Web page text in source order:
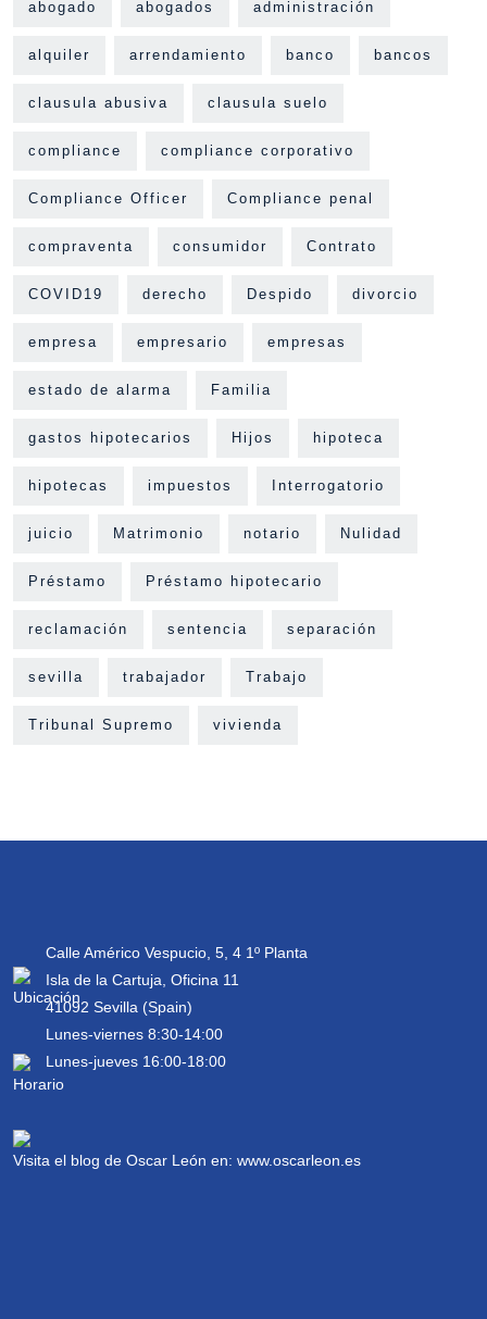
abogado abogados administración
alquiler arrendamiento banco bancos
clausula abusiva clausula suelo
compliance compliance corporativo
Compliance Officer Compliance penal
compraventa consumidor Contrato
COVID19 derecho Despido divorcio
empresa empresario empresas
estado de alarma Familia
gastos hipotecarios Hijos hipoteca
hipotecas impuestos Interrogatorio
juicio Matrimonio notario Nulidad
Préstamo Préstamo hipotecario
reclamación sentencia separación
sevilla trabajador Trabajo
Tribunal Supremo vivienda
Calle Américo Vespucio, 5, 4 1º Planta
Isla de la Cartuja, Oficina 11
41092 Sevilla (Spain)
Lunes-viernes 8:30-14:00
Lunes-jueves 16:00-18:00
Visita el blog de Oscar León en: www.oscarleon.es